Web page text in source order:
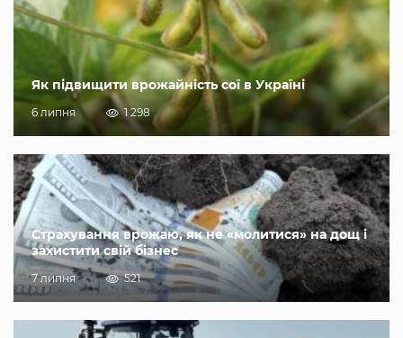
Як підвищити врожайність сої в Україні
6 липня 1 298
Страхування врожаю, як не «молитися» на дощ і
захистити свій бізнес
7 липня 521